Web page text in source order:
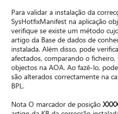
Para validar a instalação da
SysHotfixManifest na aplicação
verifique se existe um método
artigo da Base de dados de
instalada. Além disso, pode
afectados, comparando o ficheiro.
objectos na AOA. Ao fazê-lo,
são alterados correctamente na
BPL.
Nota O marcador de posição